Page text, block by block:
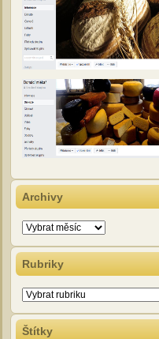
Archivy
Archivy
Rubriky
Rubriky
Štítky